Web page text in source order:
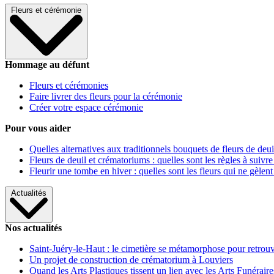
Fleurs et cérémonie
Hommage au défunt
Fleurs et cérémonies
Faire livrer des fleurs pour la cérémonie
Créer votre espace cérémonie
Pour vous aider
Quelles alternatives aux traditionnels bouquets de fleurs de
Fleurs de deuil et crématoriums : quelles sont les règles à
Fleurir une tombe en hiver : quelles sont les fleurs qui ne gèlent
Actualités
Nos actualités
Saint-Juéry-le-Haut : le cimetière se métamorphose pour
Un projet de construction de crématorium à Louviers
Quand les Arts Plastiques tissent un lien avec les Arts